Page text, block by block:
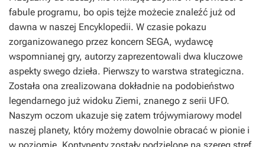
fabule programu, bo opis tejże możecie znaleźć już od
dawna w naszej Encyklopedii. W czasie pokazu
zorganizowanego przez koncern SEGA, wydawcę
wspomnianej gry, autorzy zaprezentowali dwa kluczowe
aspekty swego dzieła. Pierwszy to warstwa strategiczna.
Została ona zrealizowana dokładnie na podobieństwo
legendarnego już widoku Ziemi, znanego z serii UFO.
Naszym oczom ukazuje się zatem trójwymiarowy model
naszej planety, który możemy dowolnie obracać w pionie i